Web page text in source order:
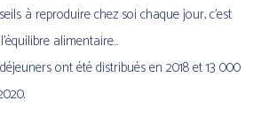
à reproduire chez soi chaque jour, c’est
alimentaire…
ont été distribués en 2018 et 13 000